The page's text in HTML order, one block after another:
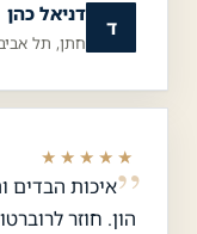
ד
דניאל כהן
חתן, תל
★★★★★
איכות הבדים
הון. חוזר